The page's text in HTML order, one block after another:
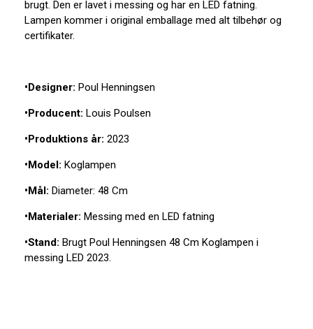
brugt. Den er lavet i messing og har en LED fatning.
Lampen kommer i original emballage med alt tilbehør og
certifikater.
•Designer: Poul Henningsen
•Producent: Louis Poulsen
•Produktions år: 2023
•Model: Koglampen
•Mål: Diameter: 48 Cm
•Materialer: Messing med en LED fatning
•Stand: Brugt Poul Henningsen 48 Cm Koglampen i
messing LED 2023.